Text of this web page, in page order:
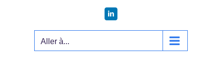
LinkedIn
Aller à...